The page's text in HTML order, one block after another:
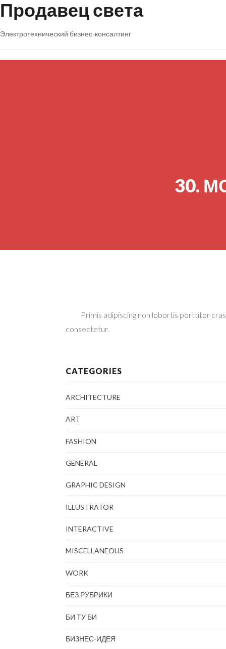
Продавец света
Электротехнический бизнес-консалтинг
30.
Primis adipiscing non lobortis porttitor
consectetur.
CATEGORIES
ARCHITECTURE
ART
FASHION
GENERAL
GRAPHIC DESIGN
ILLUSTRATOR
INTERACTIVE
MISCELLANEOUS
WORK
БЕЗ РУБРИКИ
БИ ТУ БИ
БИЗНЕС-ИДЕЯ